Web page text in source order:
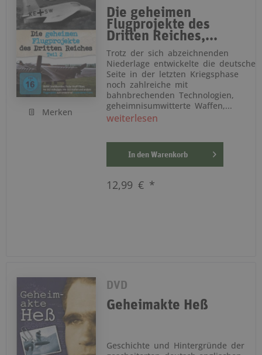
Merken
Die geheimen
Flugprojekte des
Dritten Reiches,...
Trotz der sich abzeichnenden
Niederlage entwickelte die deutsche
Seite in der letzten Kriegsphase
noch zahlreiche mit
bahnbrechenden Technologien,
geheimnisumwitterte Waffen,...
weiterlesen
In den Warenkorb
12,99 € *
DVD
Geheimakte Heß
Geschichte und Hintergründe der